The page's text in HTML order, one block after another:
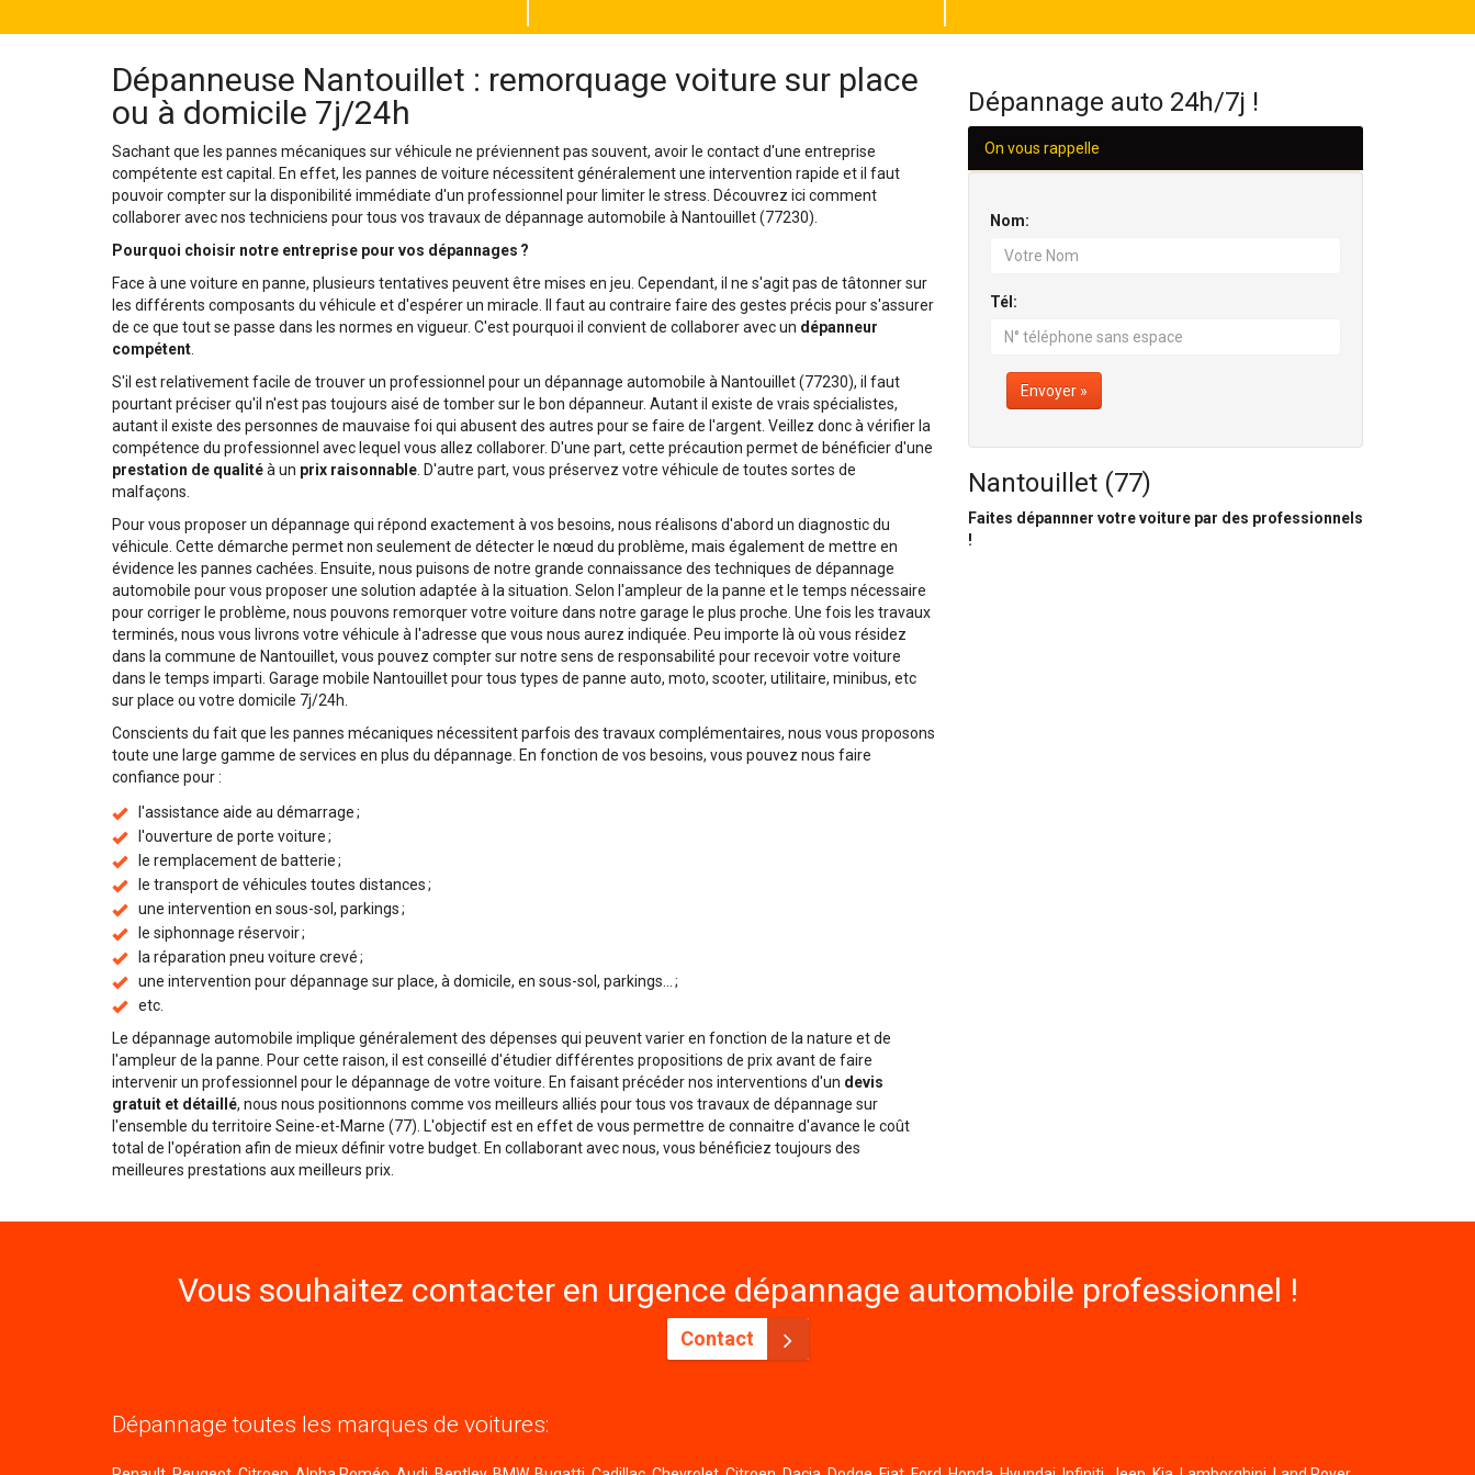
H/24
Dépanneuse Nantouillet : remorquage voiture sur place
ou à domicile 7j/24h
Sachant que les pannes mécaniques sur véhicule ne préviennent pas souvent, avoir le contact d'une entreprise
compétente est capital. En effet, les pannes de voiture nécessitent généralement une intervention rapide et il faut
pouvoir compter sur la disponibilité immédiate d'un professionnel pour limiter le stress. Découvrez ici comment
collaborer avec nos techniciens pour tous vos travaux de dépannage automobile à Nantouillet (77230).
Pourquoi choisir notre entreprise pour vos dépannages ?
Face à une voiture en panne, plusieurs tentatives peuvent être mises en jeu. Cependant, il ne s'agit pas de tâtonner sur
les différents composants du véhicule et d'espérer un miracle. Il faut au contraire faire des gestes précis pour s'assurer
de ce que tout se passe dans les normes en vigueur. C'est pourquoi il convient de collaborer avec un dépanneur
compétent
S'il est relativement facile de trouver un professionnel pour un dépannage automobile à Nantouillet (77230), il faut
pourtant préciser qu'il n'est pas toujours aisé de tomber sur le bon dépanneur. Autant il existe de vrais spécialistes,
autant il existe des personnes de mauvaise foi qui abusent des autres pour se faire de l'argent. Veillez donc à vérifier la
compétence du professionnel avec lequel vous allez collaborer. D'une part, cette précaution permet de bénéficier d'une
prestation de qualitéà un prix raisonnable . D'autre part, vous préservez votre véhicule de toutes sortes de
malfaçons.
Pour vous proposer un dépannage qui répond exactement à vos besoins, nous réalisons d'abord un diagnostic du
véhicule. Cette démarche permet non seulement de détecter le nœud du problème, mais également de mettre en
évidence les pannes cachées. Ensuite, nous puisons de notre grande connaissance des techniques de dépannage
automobile pour vous proposer une solution adaptée à la situation. Selon l'ampleur de la panne et le temps nécessaire
pour corriger le problème, nous pouvons remorquer votre voiture dans notre garage le plus proche. Une fois les travaux
terminés, nous vous livrons votre véhicule à l'adresse que vous nous aurez indiquée. Peu importe là où vous résidez
dans la commune de Nantouillet, vous pouvez compter sur notre sens de responsabilité pour recevoir votre voiture
dans le temps imparti. Garage mobile Nantouillet pour tous types de panne auto, moto, scooter, utilitaire, minibus, etc
sur place ou votre domicile 7j/24h.
Conscients du fait que les pannes mécaniques nécessitent parfois des travaux complémentaires, nous vous proposons
toute une large gamme de services en plus du dépannage. En fonction de vos besoins, vous pouvez nous faire
confiance pour :
l'assistance aide au démarrage ;
l'ouverture de porte voiture ;
le remplacement de batterie ;
le transport de véhicules toutes distances ;
une intervention en sous-sol, parkings ;
le siphonnage réservoir ;
la réparation pneu voiture crevé ;
une intervention pour dépannage sur place, à domicile, en sous-sol, parkings... ;
etc.
Le dépannage automobile implique généralement des dépenses qui peuvent varier en fonction de la nature et de
l'ampleur de la panne. Pour cette raison, il est conseillé d'étudier différentes propositions de prix avant de faire
intervenir un professionnel pour le dépannage de votre voiture. En faisant précéder nos interventions d'un devis
gratuit et détaillé, nous nous positionnons comme vos meilleurs alliés pour tous vos travaux de dépannage sur
l'ensemble du territoire Seine-et-Marne (77). L'objectif est en effet de vous permettre de connaitre d'avance le coût
total de l'opération afin de mieux définir votre budget. En collaborant avec nous, vous bénéficiez toujours des
meilleures prestations aux meilleurs prix.
Dépannage auto 24h/7j !
On vous rappelle
Nom:
Tél:
Envoyer »
Nantouillet (77)
Faites dépannner votre voiture par des professionnels
!
Vous souhaitez contacter en urgence dépannage automobile professionnel !
Contact
Dépannage toutes les marques de voitures: